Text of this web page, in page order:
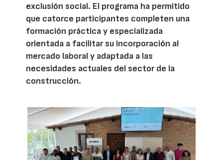
exclusión social. El programa ha permitido
que catorce participantes completen una
formación práctica y especializada
orientada a facilitar su incorporación al
mercado laboral y adaptada a las
necesidades actuales del sector de la
construcción.